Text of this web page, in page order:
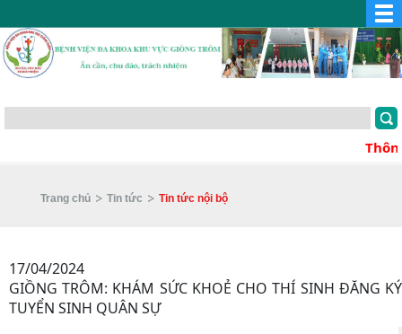
Thông
Trang chủ Tin tức Tin tức nội bộ
17/04/2024
GIỒNG TRÔM: KHÁM SỨC KHOẺ CHO THÍ SINH ĐĂNG KÝ
TUYỂN SINH QUÂN SỰ